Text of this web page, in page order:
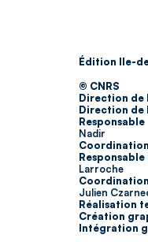
Édition Ile-
© CNRS
Direction de
Direction de
Nadir
Larroche
Julien
Réalisation
Création
Intégration